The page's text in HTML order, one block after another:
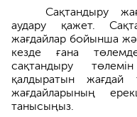
Сақтандыру
аудару қажет.
жағдайлар бойынша
кезде ғана
сақтандыру
қалдыратын жағдай
жағдайларының
танысыңыз.